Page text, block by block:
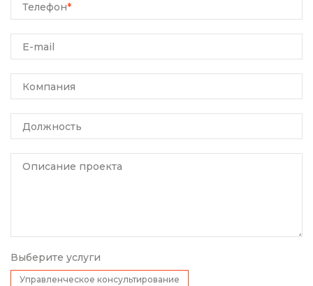
Телефон*
E-mail
Компания
Должность
Описание проекта
Выберите услуги
Управленческое консультирование